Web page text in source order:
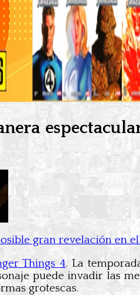
gran revelación en
Things 4. La
puede ​​invadir las
grotescas.